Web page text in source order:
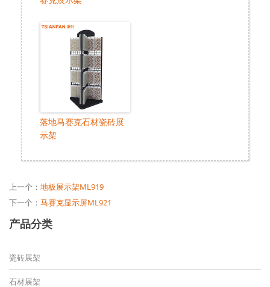
落地马赛克石材瓷砖展
示架
上一个： 地板展示架ML919
下一个： 马赛克显示屏ML921
产品分类
瓷砖展架
石材展架